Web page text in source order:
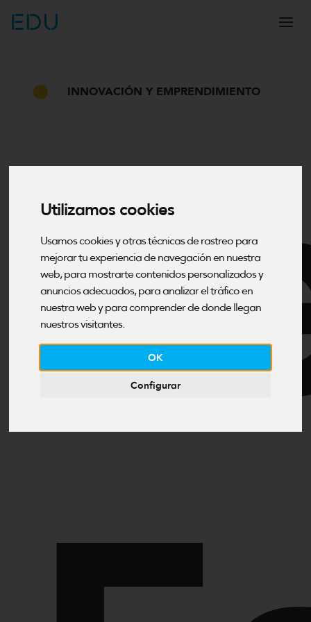
Utilizamos cookies
Usamos cookies y otras técnicas de rastreo para
mejorar tu experiencia de navegación en nuestra
web, para mostrarte contenidos personalizados y
anuncios adecuados, para analizar el tráfico en
nuestra web y para comprender de donde llegan
nuestros visitantes.
OK
Configurar
EDU
INNOVACIÓN Y EMPRENDIMIENTO